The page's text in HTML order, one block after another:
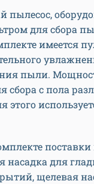
пылесос,
для сбора
имеется
пыли.
сбора с пола
этого
насадка для
щелевая